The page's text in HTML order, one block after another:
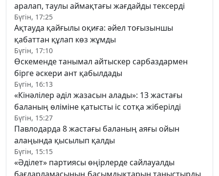
аралап, таулы аймақтағы жағдайды тексерді
Бүгін, 17:25
Ақтауда қайғылы оқиға: әйел тоғызыншы
қабаттан құлап көз жұмды
Бүгін, 17:10
Өскеменде танымал айтыскер сарбаздармен
бірге әскери ант қабылдады
Бүгін, 16:13
«Кінәлілер әділ жазасын алады»: 13 жастағы
баланың өліміне қатысты іс сотқа жіберілді
Бүгін, 15:27
Павлодарда 8 жастағы баланың аяғы ойын
алаңында қысылып қалды
Бүгін, 15:15
«Әділет» партиясы өңірлерде сайлауалды